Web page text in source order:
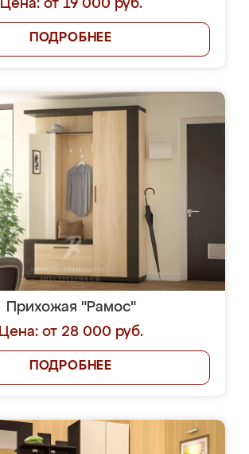
Цена: от 19 000 руб.
ПОДРОБНЕЕ
Прихожая "Рамос"
Цена: от 28 000 руб.
ПОДРОБНЕЕ